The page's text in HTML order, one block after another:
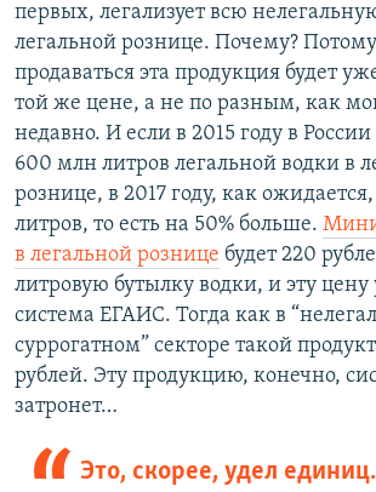
первых, легализует всю
легальной рознице. Почему?
продаваться эта продукция будет
той же цене, а не по разным, как
недавно. И если в 2015 году в
600 млн литров легальной водки в
рознице, в 2017 году, как
литров, то есть на 50% больше.
в легальной рознице будет 220
литровую бутылку водки, и эту цену
система ЕГАИС. Тогда как в
суррогатном” секторе такой
рублей. Эту продукцию, конечно,
затронет…
Это, скорее, удел